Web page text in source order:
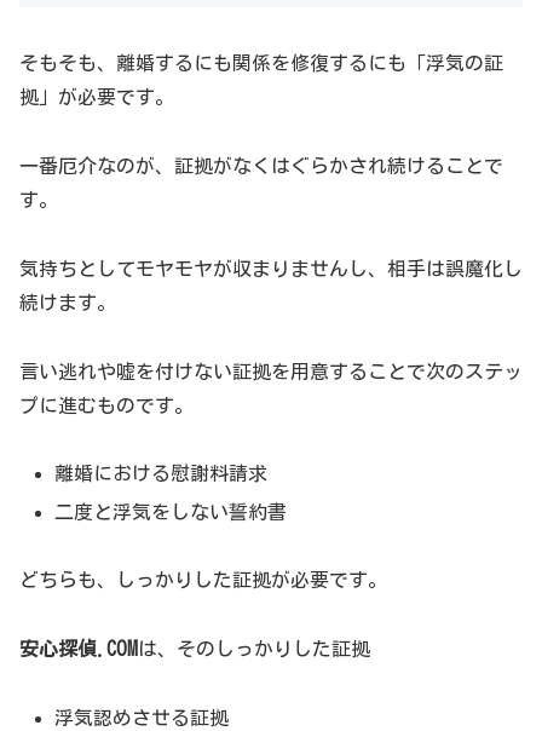
そもそも、離婚するにも関係を修復するにも「浮気の証
拠」が必要です。
一番厄介なのが、証拠がなくはぐらかされ続けることで
す。
気持ちとしてモヤモヤが収まりませんし、相手は誤魔化し
続けます。
言い逃れや嘘を付けない証拠を用意することで次のステッ
プに進むものです。
離婚における慰謝料請求
二度と浮気をしない誓約書
どちらも、しっかりした証拠が必要です。
安心探偵.COM は、そのしっかりした証拠
浮気認めさせる証拠